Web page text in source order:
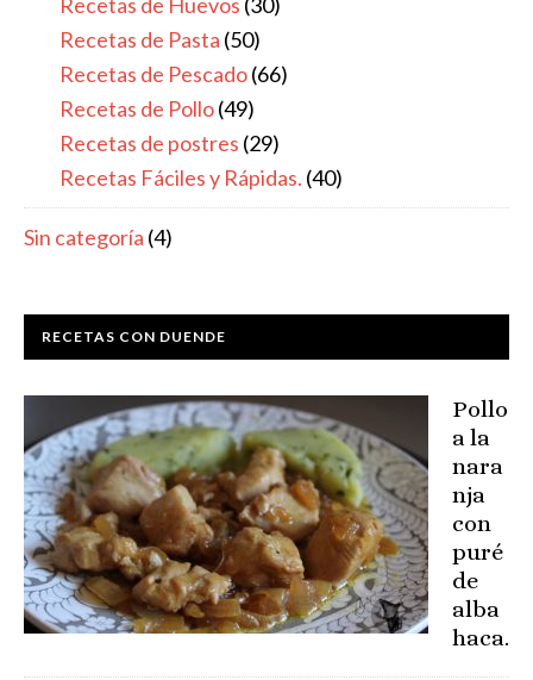
Recetas de Pasta (50)
Recetas de Pescado(66)
Recetas de Pollo(49)
Recetas de postres (29)
Recetas Fáciles y Rápidas. (40)
Sin categoría (4)
RECETAS CON DUENDE
Pollo
a la
nara
nja
con
puré
de
alba
haca.